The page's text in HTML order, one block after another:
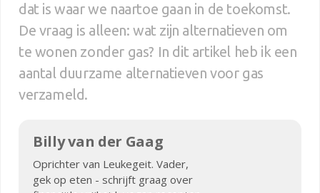
dat is waar we naartoe gaan in de toekomst.
De vraag is alleen: wat zijn alternatieven om
te wonen zonder gas? In dit artikel heb ik een
aantal duurzame alternatieven voor gas
verzameld.
Billy van der Gaag
Oprichter van Leukegeit. Vader,
gek op eten - schrijft graag over